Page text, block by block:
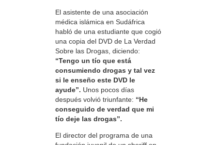
El asistente de una asociación
médica islámica en Sudáfrica
habló de una estudiante que cogió
una copia del DVD de La Verdad
Sobre las Drogas, diciendo:
“Tengo un tío que está
consumiendo drogas y tal vez
si le enseño este DVD le
ayude”. Unos pocos días
después volvió triunfante: “He
conseguido de verdad que mi
tío deje las drogas”.
El director del programa de una